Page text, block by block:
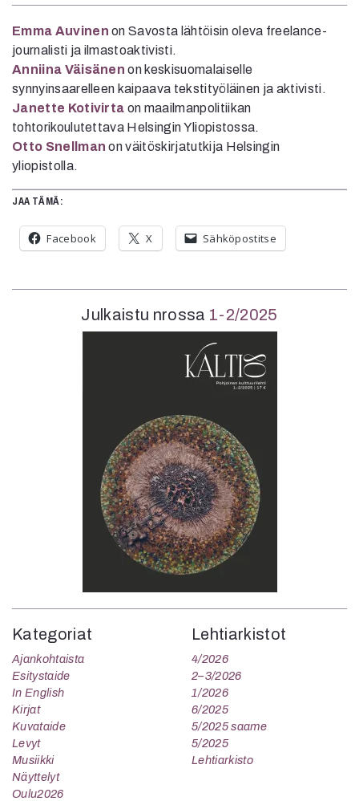
Emma Auvinen on Savosta lähtöisin oleva freelance-
journalisti ja ilmastoaktivisti.
Anniina Väisänen on keskisuomalaiselle
synnyinsaarelleen kaipaava tekstityöläinen ja aktivisti.
Janette Kotivirta on maailmanpolitiikan
tohtorikoulutettava Helsingin Yliopistossa.
Otto Snellman on väitöskirjatutkija Helsingin
yliopistolla.
Julkaistu nrossa 1-2/2025
Kategoriat
Ajankohtaista
Esitystaide
In English
Kirjat
Kuvataide
Levyt
Musiikki
Näyttelyt
Oulu2026
Lehtiarkistot
4/2026
2–3/2026
1/2026
6/2025
5/2025 saame
5/2025
Lehtiarkisto
JAA TÄMÄ:
Facebook X Sähköpostitse